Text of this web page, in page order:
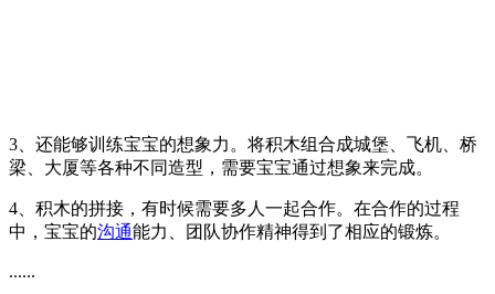
3、还能够训练宝宝的想象力。将积木组合成城堡、飞机、桥
梁、大厦等各种不同造型，需要宝宝通过想象来完成。
4、积木的拼接，有时候需要多人一起合作。在合作的过程
中，宝宝的沟通能力、团队协作精神得到了相应的锻炼。
......